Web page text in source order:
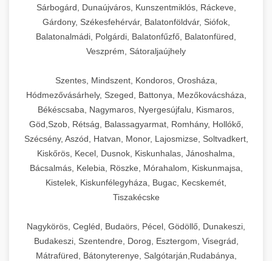
Sárbogárd, Dunaújváros, Kunszentmiklós, Ráckeve,
Gárdony, Székesfehérvár, Balatonföldvár, Siófok,
Balatonalmádi, Polgárdi, Balatonfűzfő, Balatonfüred,
Veszprém, Sátoraljaújhely
Szentes, Mindszent, Kondoros, Orosháza,
Hódmezővásárhely, Szeged, Battonya, Mezőkovácsháza,
Békéscsaba, Nagymaros, Nyergesújfalu, Kismaros,
Göd,Szob, Rétság, Balassagyarmat, Romhány, Hollókő,
Szécsény, Aszód, Hatvan, Monor, Lajosmizse, Soltvadkert,
Kiskőrös, Kecel, Dusnok, Kiskunhalas, Jánoshalma,
Bácsalmás, Kelebia, Röszke, Mórahalom, Kiskunmajsa,
Kistelek, Kiskunfélegyháza, Bugac, Kecskemét,
Tiszakécske
Nagykörös, Cegléd, Budaörs, Pécel, Gödöllő, Dunakeszi,
Budakeszi, Szentendre, Dorog, Esztergom, Visegrád,
Mátrafüred, Bátonyterenye, Salgótarján,Rudabánya,